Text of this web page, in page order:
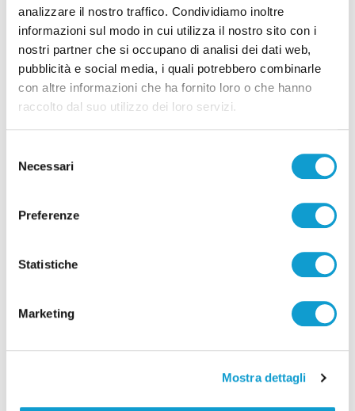
analizzare il nostro traffico. Condividiamo inoltre
informazioni sul modo in cui utilizza il nostro sito con i
nostri partner che si occupano di analisi dei dati web,
pubblicità e social media, i quali potrebbero combinarle
con altre informazioni che ha fornito loro o che hanno
raccolto dal suo utilizzo dei loro servizi.
delNecessari
Preferenze
Statistiche
Marketing
Mostra dettagli
Pubblicità